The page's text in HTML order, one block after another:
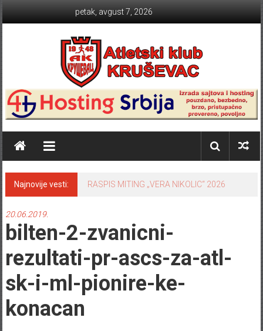
petak, avgust 7, 2026
Atletski klub KRUŠEVAC
Najnovije vesti: RASPIS MITING „VERA NIKOLIC“ 2026
20.06.2019.
bilten-2-zvanicni-
rezultati-pr-ascs-za-atl-
sk-i-ml-pionire-ke-
konacan